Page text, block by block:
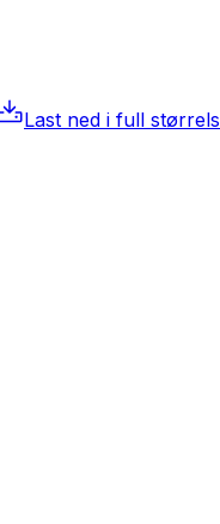
Last ned i full